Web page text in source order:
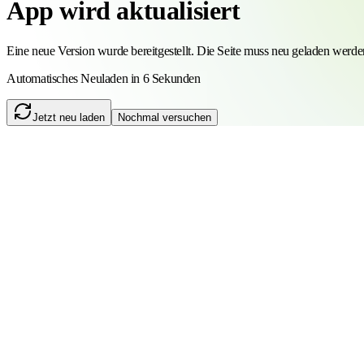
App wird aktualisiert
Eine neue Version wurde bereitgestellt. Die Seite muss neu geladen
Automatisches Neuladen in 5 Sekunden
Jetzt neu laden Nochmal versuchen